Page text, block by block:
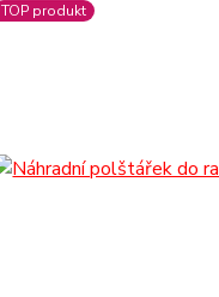
TOP produkt